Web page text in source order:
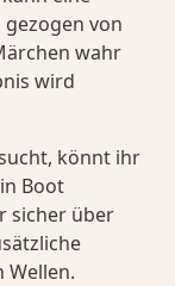
von
wahr
wird
könnt ihr
Boot
sicher über
Wellen.